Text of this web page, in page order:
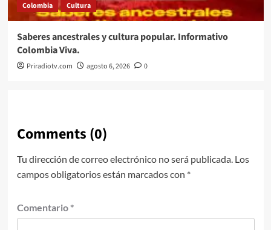
Colombia Cultura
Saberes ancestrales y cultura popular. Informativo
Colombia Viva.
Priradiotv.com agosto 6, 2026 0
Comments (0)
Tu dirección de correo electrónico no será publicada. Los
campos obligatorios están marcados con *
Comentario *